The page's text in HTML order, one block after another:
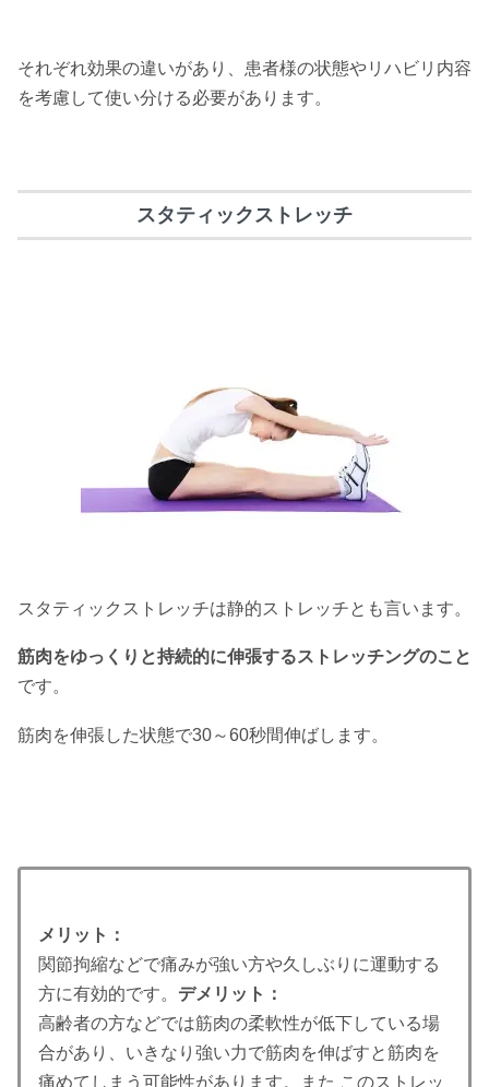
それぞれ効果の違いがあり、患者様の状態やリハビリ内容
を考慮して使い分ける必要があります。
スタティックストレッチ
スタティックストレッチは静的ストレッチとも言います。
筋肉をゆっくりと持続的に伸張するストレッチングのこと
です。
筋肉を伸張した状態で30～60秒間伸ばします。
メリット：
関節拘縮などで痛みが強い方や久しぶりに運動する
方に有効的です。 デメリット：
高齢者の方などでは筋肉の柔軟性が低下している場
合があり、いきなり強い力で筋肉を伸ばすと筋肉を
痛めてしまう可能性があります。また このストレッ